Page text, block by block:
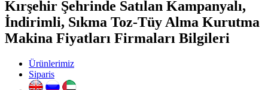
Kırşehir Şehrinde Satılan Kampanyalı,
İndirimli, Sıkma Toz-Tüy Alma Kurutma
Makina Fiyatları Firmaları Bilgileri
Ürünlerimiz
Siparis